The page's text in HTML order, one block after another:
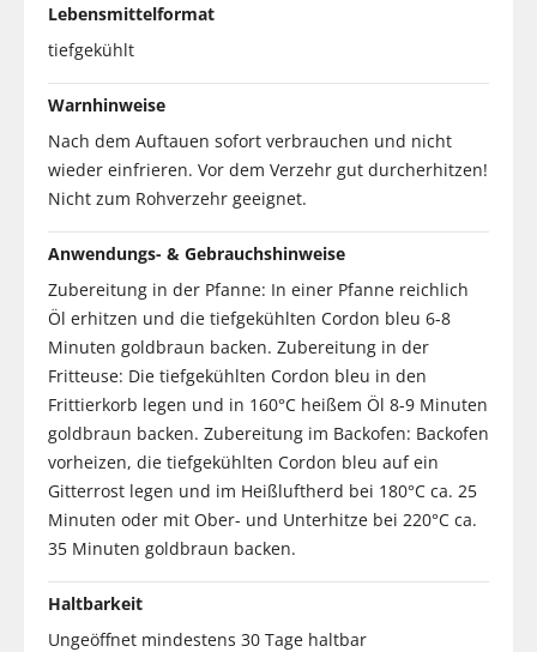
Lebensmittelformat
tiefgekühlt
Warnhinweise
Nach dem Auftauen sofort verbrauchen und nicht
wieder einfrieren. Vor dem Verzehr gut durcherhitzen!
Nicht zum Rohverzehr geeignet.
Anwendungs- & Gebrauchshinweise
Zubereitung in der Pfanne: In einer Pfanne reichlich
Öl erhitzen und die tiefgekühlten Cordon bleu 6-8
Minuten goldbraun backen. Zubereitung in der
Fritteuse: Die tiefgekühlten Cordon bleu in den
Frittierkorb legen und in 160°C heißem Öl 8-9 Minuten
goldbraun backen. Zubereitung im Backofen: Backofen
vorheizen, die tiefgekühlten Cordon bleu auf ein
Gitterrost legen und im Heißluftherd bei 180°C ca. 25
Minuten oder mit Ober- und Unterhitze bei 220°C ca.
35 Minuten goldbraun backen.
Haltbarkeit
Ungeöffnet mindestens 30 Tage haltbar